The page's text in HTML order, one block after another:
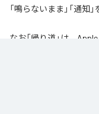
「鳴らないまま」「通知
なお「帰り道」は、